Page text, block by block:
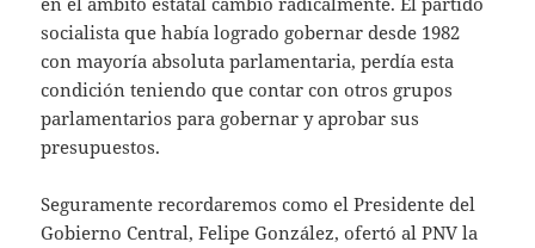
socialista que había logrado gobernar desde 1982
con mayoría absoluta parlamentaria, perdía esta
condición teniendo que contar con otros grupos
parlamentarios para gobernar y aprobar sus
presupuestos.
Seguramente recordaremos como el Presidente del
Gobierno Central, Felipe González, ofertó al PNV la